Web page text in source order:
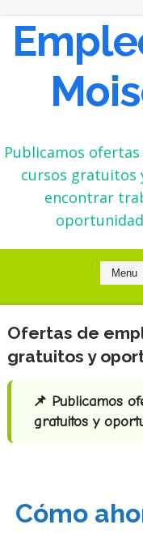
Publicamos
cursos gratuitos
encontrar
Ofertas de
gratuitos y
📌 Publicamos
gratuitos y
Cómo